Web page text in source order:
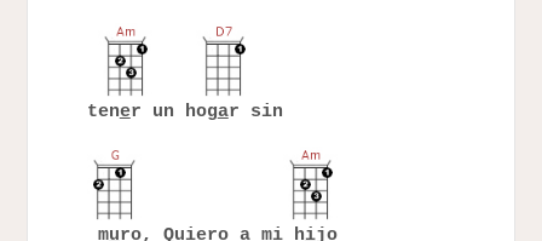
tener un hogar sin
muro, Quiero a mi hijo